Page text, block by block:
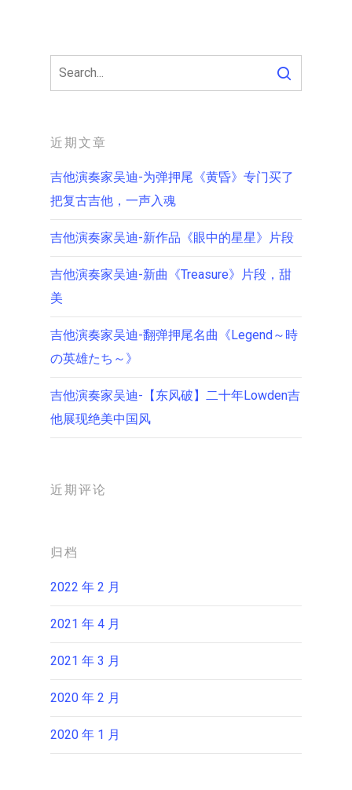
近期文章
吉他演奏家吴迪-为弹押尾《黄昏》专门买了
把复古吉他，一声入魂
吉他演奏家吴迪-新作品《眼中的星星》片段
吉他演奏家吴迪-新曲《Treasure》片段，甜
美
吉他演奏家吴迪-翻弹押尾名曲《Legend～時
の英雄たち～》
吉他演奏家吴迪-【东风破】二十年Lowden吉
他展现绝美中国风
近期评论
归档
2022 年 2 月
2021 年 4 月
2021 年 3 月
2020 年 2 月
2020 年 1 月